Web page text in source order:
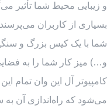
و زیبایی محیط شما تأثیر
و…) میز کار شما را به
کامپیوتر آل این وان تمام
می‌شود که راه‌اندازی آن